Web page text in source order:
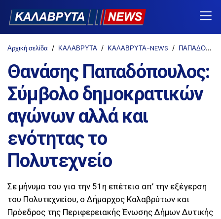
Αρχική σελίδα ΚΑΛΑΒΡΥΤΑ ΚΑΛΑΒΡΥΤΑ-NEWS ΠΑΠΑΔΟΠΟΥΛΟΣ ΑΘΑΝΑΣΙΟΣ
Θανάσης Παπαδόπουλος:
Σύμβολο δημοκρατικών
αγώνων αλλά και
ενότητας το
Πολυτεχνείο
Σε μήνυμα του για την 51η επέτειο απ’ την εξέγερση
του Πολυτεχνείου, ο Δήμαρχος Καλαβρύτων και
Πρόεδρος της Περιφερειακής Ένωσης Δήμων Δυτικής